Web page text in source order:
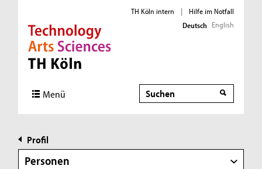
Direkt zur Hauptnavigation
Direkt zur Subnavigation
Direkt zum Inhalt
Direkt zum Fußbereich
TH Köln intern |
Hilfe im Notfall
Deutsch English
Menü Suche
Profil
Personen